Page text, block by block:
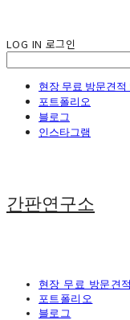
LOG IN 로그인
현장 무료 방문견적
포트폴리오
블로그
인스타그램
간판연구소
현장 무료 방문견
포트폴리오
블로그